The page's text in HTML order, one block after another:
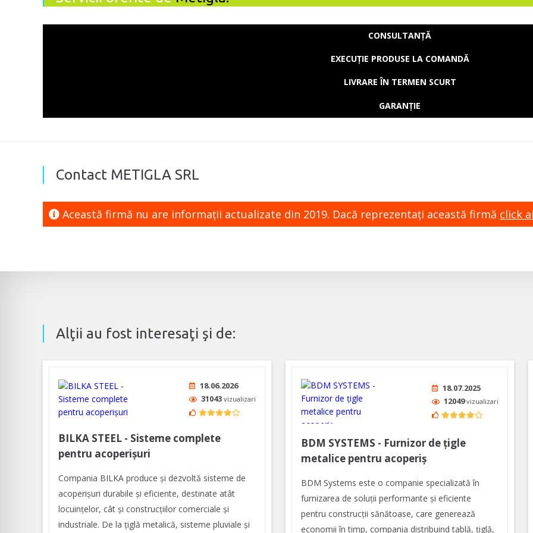
CONSULTANȚĂ
EXECUȚIE PRODUSE LA COMANDĂ
LIVRARE ÎN TERMEN SCURT
GARANȚIE
Contact METIGLA SRL
Această firmă nu are informaţii actualizate din 2019. Dacă reprezentaţi această firmă click
Alţii au fost interesaţi şi de:
18.06.2026
31043 vizualizari
BILKA STEEL - Sisteme complete
pentru acoperișuri
Compania BILKA produce și dezvoltă sisteme de
acoperișuri durabile și eficiente, destinate atât
locuințelor, cât și construcțiilor comerciale și
industriale. De la țiglă metalică, sisteme pluviale și
18.07.2025
12049vizualizari
BDM SYSTEMS - Furnizor de țigle
metalice pentru acoperiș
BDM Systems este o companie specializată în
furnizarea de soluții performante și eficiente
pentru construcții sănătoase, care generează
economii în timp, compania distribuind tablă, țiglă,